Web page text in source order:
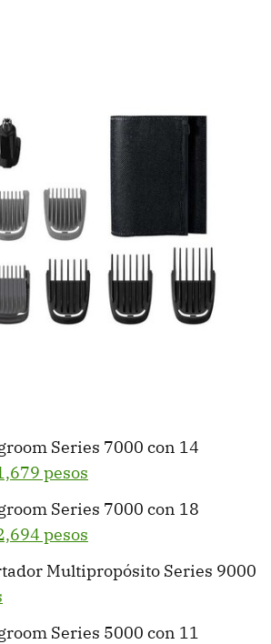
Series 7000 con 14
pesos
Series 7000 con 18
pesos
Multipropósito Series 9000
Series 5000 con 11